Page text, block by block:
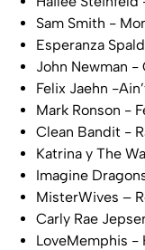
Sam Smith -
Esperanza
John Newman -
Felix Jaehn -
Mark Ronson -
Clean Bandit -
Katrina y The
Imagine
MisterWives –
Carly Rae
LoveMemphis -